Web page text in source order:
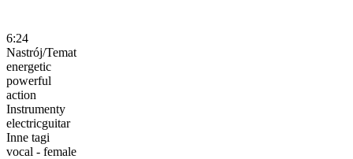
6:24
Nastrój/Temat
energetic
powerful
action
Instrumenty
electricguitar
Inne tagi
vocal - female